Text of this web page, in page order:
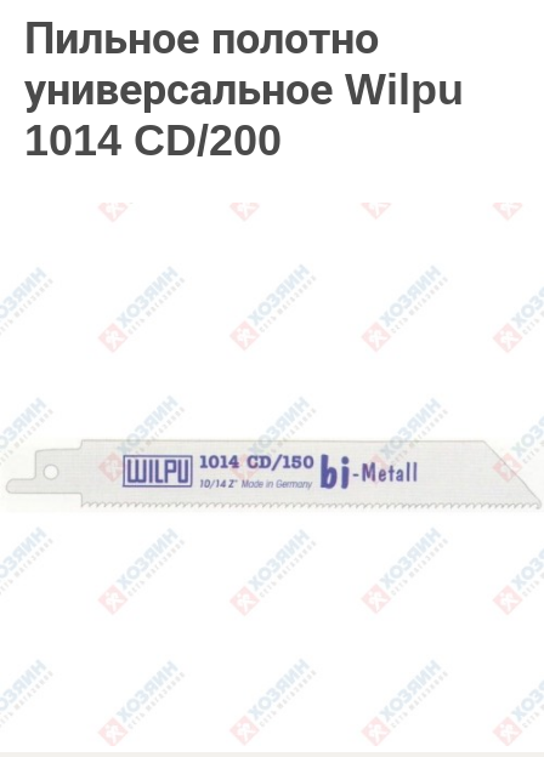
Пильное полотно
универсальное Wilpu
1014 CD/200